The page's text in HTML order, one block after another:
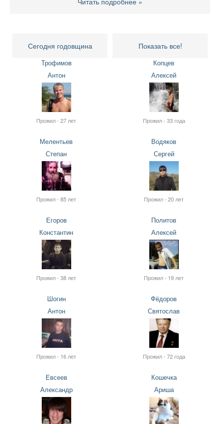
Сегодня годовщина Показать все!
Трофимов
Антон
Прожил - 27 лет
Копцев
Алексей
Прожил - 33 года
Мелентьев
Степан
Прожил - 85 лет
Водяков
Сергей
Прожил - 20 лет
Егоров
Константин
Прожил - 38 лет
Политов
Алексей
Прожил - 19 лет
Шогин
Антон
Прожил - 16 лет
Фёдоров
Святослав
Прожил - 72 года
Евсеев
Александр
Кошечка
Ариша